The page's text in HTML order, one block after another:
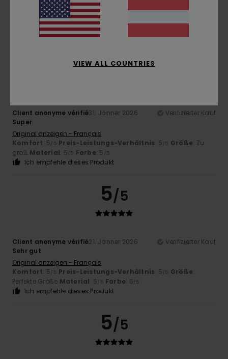
Original anzeigen - Français
Komfort: 5/5 Preis-Leistungs-Verhältnis
Perfekte GrößeMaterial: 5/5
Ich empfehle dieses Produkt
5/5
Client anonyme vérifié31. Jänner 2026
Verifizierter Kauf
Super
Original anzeigen - Français
Komfort: 5/5 Preis-Leistungs-Verhältnis: 5/5 Größe: Zu
groß Material: 5/5 Farbe: 5 /5
Ich empfehle dieses Produkt
5/5
Client anonyme vérifié21. Jänner 2026
Verifizierter Kauf
Sehr gut
Original anzeigen - Français
Komfort: 5/5 Preis-Leistungs-Verhältnis: 5/5 Größe:
Perfekte Größe Material: 5/5 Farbe: 5/5
Ich empfehle dieses Produkt
5/5
VIEW ALL COUNTRIES